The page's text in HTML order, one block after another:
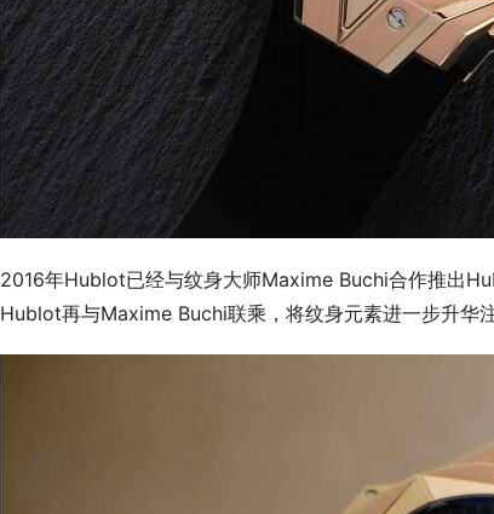
2016年Hublot已经与纹身大师Maxime Buchi合作推出
Hublot再与Maxime Buchi联乘，将纹身元素进一步升华